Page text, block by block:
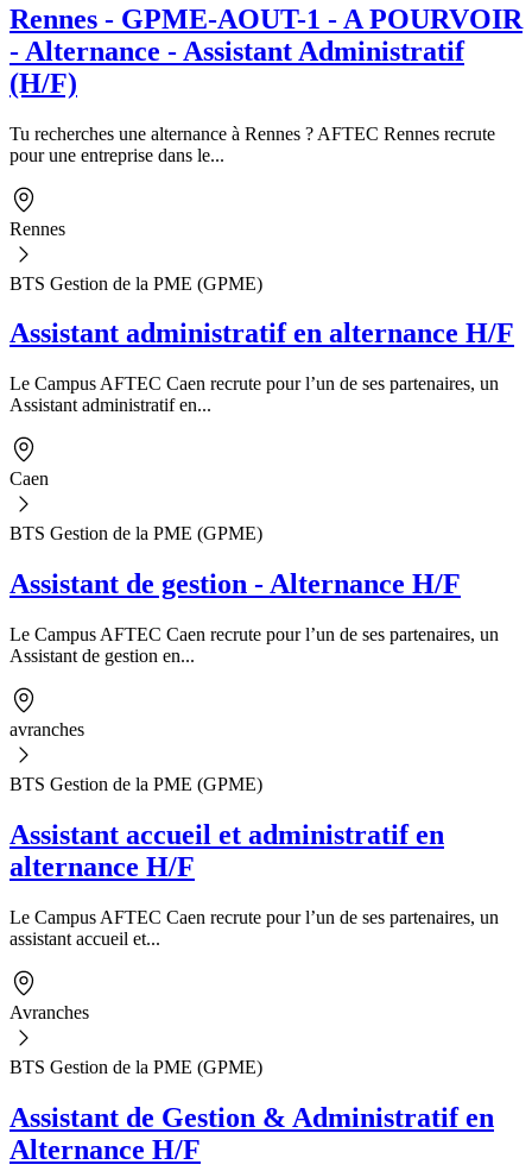
Rennes - GPME-AOUT-1 - A POURVOIR
- Alternance - Assistant Administratif
(H/F)
Tu recherches une alternance à Rennes ? AFTEC Rennes recrute
pour une entreprise dans le...
Rennes
BTS Gestion de la PME (GPME)
Assistant administratif en alternance H/F
Le Campus AFTEC Caen recrute pour l’un de ses partenaires, un
Assistant administratif en...
Caen
BTS Gestion de la PME (GPME)
Assistant de gestion - Alternance H/F
Le Campus AFTEC Caen recrute pour l’un de ses partenaires, un
Assistant de gestion en...
avranches
BTS Gestion de la PME (GPME)
Assistant accueil et administratif en
alternance H/F
Le Campus AFTEC Caen recrute pour l’un de ses partenaires, un
assistant accueil et...
Avranches
BTS Gestion de la PME (GPME)
Assistant de Gestion & Administratif en
Alternance H/F